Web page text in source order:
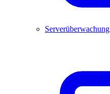
Serverüberwachung